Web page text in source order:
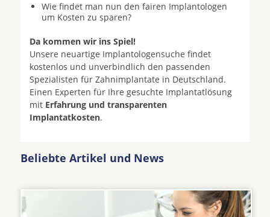
Wie findet man nun den fairen Implantologen
um Kosten zu sparen?
Da kommen wir ins Spiel!
Unsere neuartige Implantologensuche findet
kostenlos und unverbindlich den passenden
Spezialisten für Zahnimplantate in Deutschland.
Einen Experten für Ihre gesuchte Implantatlösung
mit Erfahrung und transparenten
Implantatkosten.
Beliebte Artikel und News